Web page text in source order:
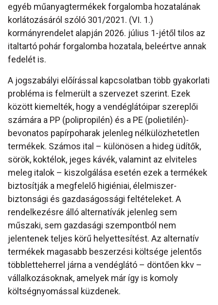
egyéb műanyagtermékek forgalomba hozatalának
korlátozásáról szóló 301/2021. (VI. 1.)
kormányrendelet alapján 2026. július 1-jétől tilos az
italtartó pohár forgalomba hozatala, beleértve annak
fedelét is.
A jogszabályi előírással kapcsolatban több gyakorlati
probléma is felmerült a szervezet szerint. Ezek
között kiemelték, hogy a vendéglátóipar szereplői
számára a PP (polipropilén) és a PE (polietilén)-
bevonatos papírpoharak jelenleg nélkülözhetetlen
termékek. Számos ital – különösen a hideg üdítők,
sörök, koktélok, jeges kávék, valamint az elviteles
meleg italok – kiszolgálása esetén ezek a termékek
biztosítják a megfelelő higiéniai, élelmiszer-
biztonsági és gazdaságossági feltételeket. A
rendelkezésre álló alternatívák jelenleg sem
műszaki, sem gazdasági szempontból nem
jelentenek teljes körű helyettesítést. Az alternatív
termékek magasabb beszerzési költsége jelentős
többletteherrel járna a vendéglátó – döntően kkv –
vállalkozásoknak, amelyek már így is komoly
költségnyomással küzdenek.